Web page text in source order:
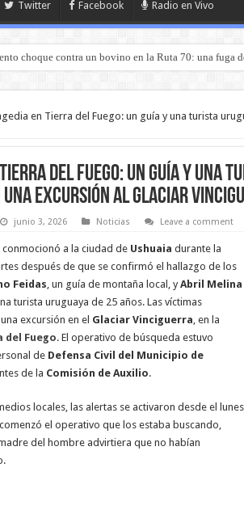
Twitter Facebook Radio en Vivo
choque contra un bovino en la Ruta 70: una fuga
el joven que había sido rociado con nafta y prendido
en Tierra del Fuego: un guía y una turista
del Fuego: un guía y una
una excursión al glaciar
junio 3, 2026 Noticias Leave a comment
conmocionó a la ciudad de Ushuaia durante la
después de que se confirmó el hallazgo de los
Feidas, un guía de montaña local, yAbril Melina
turista uruguaya de 25 años. Las víctimas
excursión en el Glaciar Vinciguerra, en la
del Fuego. El operativo de búsqueda estuvo
de Defensa Civil del Municipio de
de la Comisión de Auxilio.
locales, las alertas se activaron desde el lunes
el operativo que los estaba buscando,
del hombre advirtiera que no habían